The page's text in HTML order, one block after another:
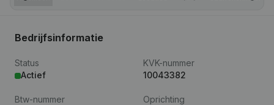
Bedrijfsinformatie
Status
Actief
KVK-nummer
10043382
Btw-nummer
Oprichting